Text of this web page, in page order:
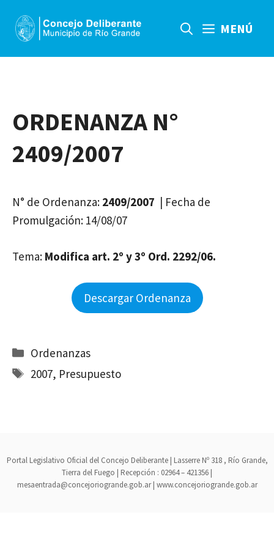
contenido
MENÚ
ORDENANZA N°
2409/2007
N° de Ordenanza: 2409/2007 | Fecha de
Promulgación: 14/08/07
Tema: Modifica art. 2º y 3º Ord. 2292/06.
Descargar Ordenanza
Categorías
Ordenanzas
Etiquetas
2007, Presupuesto
Portal Legislativo Oficial del Concejo Deliberante | Lasserre Nº 318 , Río Grande,
Tierra del Fuego | Recepción : 02964 – 421356 |
mesaentrada@concejoriogrande.gob.ar | www.concejoriogrande.gob.ar